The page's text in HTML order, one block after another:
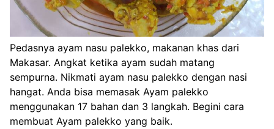
Pedasnya ayam nasu palekko, makanan khas dari
Makasar. Angkat ketika ayam sudah matang
sempurna. Nikmati ayam nasu palekko dengan nasi
hangat. Anda bisa memasak Ayam palekko
menggunakan 17 bahan dan 3 langkah. Begini cara
membuat Ayam palekko yang baik.